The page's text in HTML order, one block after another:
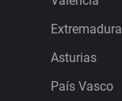
Extremadura
Asturias
País Vasco